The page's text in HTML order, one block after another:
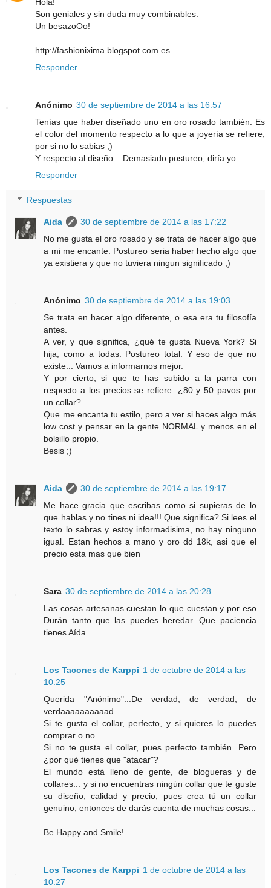
Son geniales y sin duda muy combinables.
Un besazoOo!
http://fashionixima.blogspot.com.es
Responder
Anónimo 30 de septiembre de 2014 a las 16:57
Tenías que haber diseñado uno en oro rosado también. Es
el color del momento respecto a lo que a joyería se refiere,
por si no lo sabias ;)
Y respecto al diseño... Demasiado postureo, diría yo.
Responder
Respuestas
Aida
30 de septiembre de 2014 a las 17:22
No me gusta el oro rosado y se trata de hacer algo que
a mi me encante. Postureo seria haber hecho algo que
ya existiera y que no tuviera ningun significado ;)
Anónimo 30 de septiembre de 2014 a las 19:03
Se trata en hacer algo diferente, o esa era tu filosofía
antes.
A ver, y que significa, ¿qué te gusta Nueva York? Si
hija, como a todas. Postureo total. Y eso de que no
existe... Vamos a informarnos mejor.
Y por cierto, si que te has subido a la parra con
respecto a los precios se refiere. ¿80 y 50 pavos por
un collar?
Que me encanta tu estilo, pero a ver si haces algo más
low cost y pensar en la gente NORMAL y menos en el
bolsillo propio.
Besis ;)
Aida
30 de septiembre de 2014 a las 19:17
Me hace gracia que escribas como si supieras de lo
que hablas y no tines ni idea!!! Que significa? Si lees el
texto lo sabras y estoy informadisima, no hay ninguno
igual. Estan hechos a mano y oro dd 18k, asi que el
precio esta mas que bien
Sara 30 de septiembre de 2014 a las 20:28
Las cosas artesanas cuestan lo que cuestan y por eso
Durán tanto que las puedes heredar. Que paciencia
tienes Aída
Los Tacones de Karppi 1 de octubre de 2014 a las
10:25
Querida "Anónimo"...De verdad, de verdad, de
verdaaaaaaaaaad...
Si te gusta el collar, perfecto, y si quieres lo puedes
comprar o no.
Si no te gusta el collar, pues perfecto también. Pero
¿por qué tienes que "atacar"?
El mundo está lleno de gente, de blogueras y de
collares... y si no encuentras ningún collar que te guste
su diseño, calidad y precio, pues crea tú un collar
genuino, entonces de darás cuenta de muchas cosas...
Be Happy and Smile!
Los Tacones de Karppi 1 de octubre de 2014 a las
10:27